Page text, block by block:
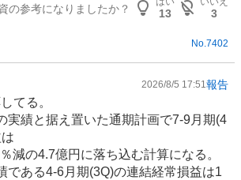
の参考になりましたか？ 13
3
No.7402
2026/8/5 17:51報告
てる。
実績と据え置いた通期計画で7-9月期(4
減の4.7億円に落ち込む計算になる。
である4-6月期(3Q)の連結経常損益は1